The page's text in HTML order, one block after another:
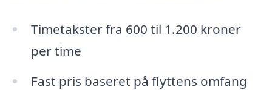
Timetakster fra 600 til 1.200 kroner
per time
Fast pris baseret på flyttens omfang